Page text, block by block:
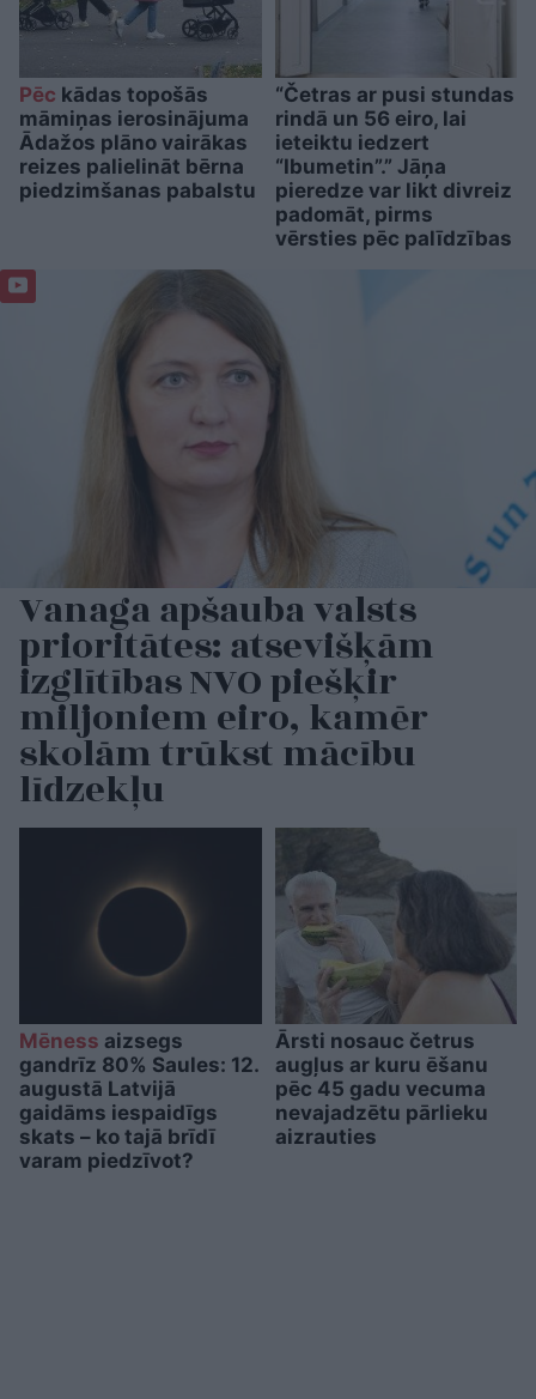
Pēc kādas topošās
māmiņas ierosinājuma
Ādažos plāno vairākas
reizes palielināt bērna
piedzimšanas pabalstu
“Četras ar pusi stundas
rindā un 56 eiro, lai
ieteiktu iedzert
“Ibumetin”.” Jāņa
pieredze var likt divreiz
padomāt, pirms
vērsties pēc palīdzības
Vanaga apšauba valsts
prioritātes: atsevišķām
izglītības NVO piešķir
miljoniem eiro, kamēr
skolām trūkst mācību
līdzekļu
Mēness aizsegs
gandrīz 80% Saules: 12.
augustā Latvijā
gaidāms iespaidīgs
skats – ko tajā brīdī
varam piedzīvot?
Ārsti nosauc četrus
augļus ar kuru ēšanu
pēc 45 gadu vecuma
nevajadzētu pārlieku
aizrauties